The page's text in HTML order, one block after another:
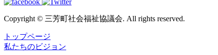
Copyright © 三芳町社会福祉協議会. All rights reserved.
トップページ
私たちのビジョン